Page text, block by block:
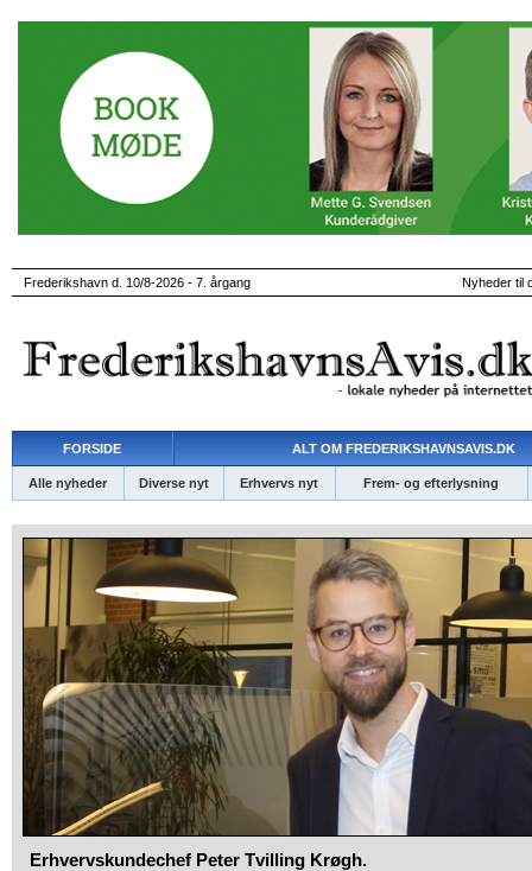
Frederikshavn d. 10/8-2026 - 7. årgang Nyheder til
FORSIDE ALT OM FREDERIKSHAVNSAVIS.DK
Alle nyheder Diverse nyt Erhvervs nyt Frem- og efterlysning
Erhvervskundechef Peter Tvilling Krøgh.